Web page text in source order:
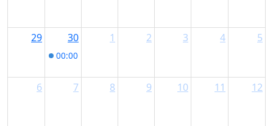
29 30
00:00
1 2 3 4 5
6 7 8 9 10 11 12